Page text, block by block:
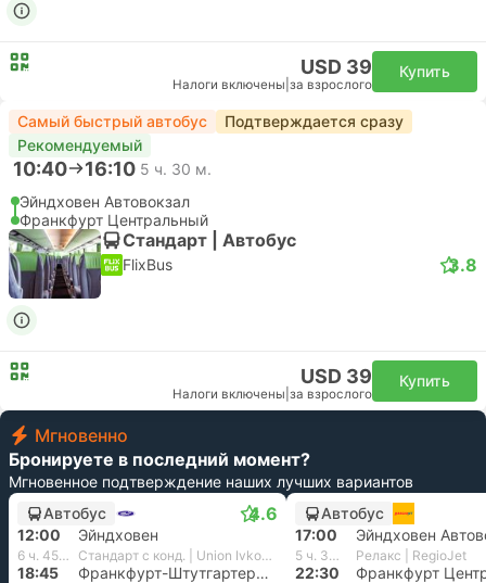
USD 39
Налоги включены за взрослого
Купить
Самый быстрый автобус
Подтверждается сразу
Рекомендуемый
10:40 16:10 5 ч. 30 м.
Эйндховен Автовокзал
Франкфурт Центральный
Стандарт | Автобус
FlixBus 3.8
USD 39
Налоги включены за взрослого
Купить
Мгновенно
Бронируете в последний момент?
Мгновенное подтверждение наших лучших вариантов
Автобус
4.6
12:00 Эйндховен
6 ч. 45 м. Стандарт с конд. | Union Ivkoni International
18:45 Франкфурт-Штутгартерштрассе
Автобус
17:00
Эйндховен
5 ч. 30 м. Релакс | RegioJet
22:30 Франкфурт